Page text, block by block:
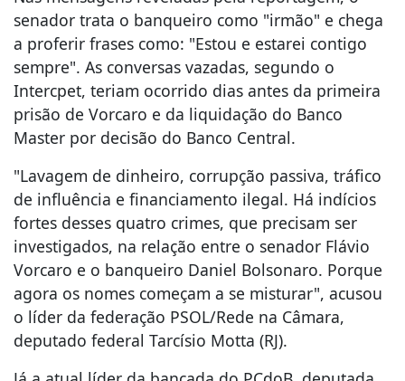
senador trata o banqueiro como "irmão" e chega
a proferir frases como: "Estou e estarei contigo
sempre". As conversas vazadas, segundo o
Intercpet, teriam ocorrido dias antes da primeira
prisão de Vorcaro e da liquidação do Banco
Master por decisão do Banco Central.
"Lavagem de dinheiro, corrupção passiva, tráfico
de influência e financiamento ilegal. Há indícios
fortes desses quatro crimes, que precisam ser
investigados, na relação entre o senador Flávio
Vorcaro e o banqueiro Daniel Bolsonaro. Porque
agora os nomes começam a se misturar", acusou
o líder da federação PSOL/Rede na Câmara,
deputado federal Tarcísio Motta (RJ).